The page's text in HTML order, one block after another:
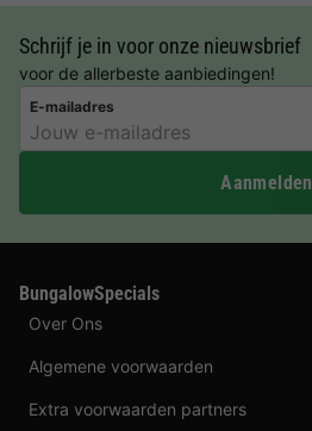
Schrijf je in voor onze nieuwsbrief
voor de allerbeste aanbiedingen!
E-mailadres
Aanmelden
BungalowSpecials
Over Ons
Algemene voorwaarden
Extra voorwaarden partners